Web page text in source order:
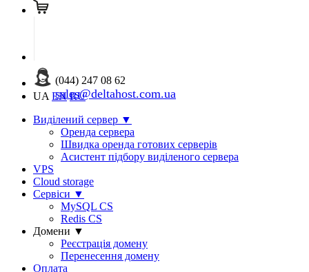
(044) 247 08 62
sales@deltahost.com.ua
UA EN RU
Виділений сервер ▼
Оренда сервера
Швидка оренда готових серверів
Асистент підбору виділеного сервера
VPS
Cloud storage
Сервіси ▼
MySQL CS
Redis CS
Домени ▼
Реєстрація домену
Перенесення домену
Оплата